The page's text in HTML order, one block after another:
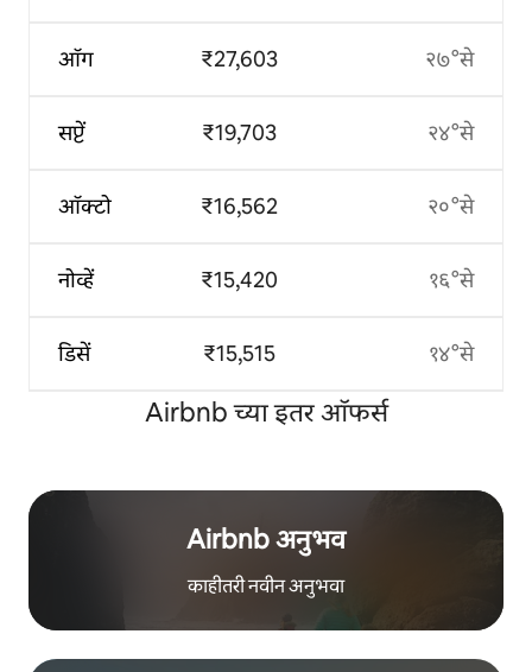
ऑग
सप्टें
ऑक्टो
नोव्हें
डिसें
₹27,603
₹19,703
₹16,562
₹15,420
₹15,515
२७°से
२४°से
२०°से
१६°से
१४°से
Airbnb च्या इतर ऑफर्स
Airbnb अनुभव
काहीतरी नवीन अनुभवा